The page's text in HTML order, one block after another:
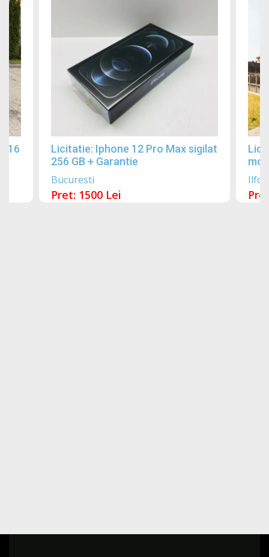
Licitatie: Iphone 12 Pro Max sigilat
256 GB + Garantie
Bucuresti
Pret: 1500 Lei
Ilfov